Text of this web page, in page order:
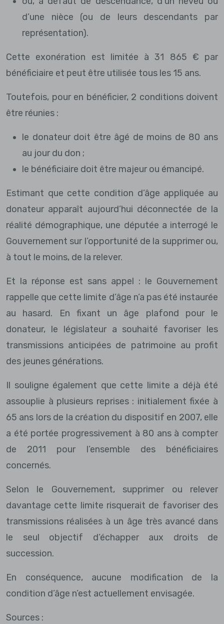
d’une nièce (ou de leurs descendants par
représentation).
Cette exonération est limitée à 31 865 € par
bénéficiaire et peut être utilisée tous les 15 ans.
Toutefois, pour en bénéficier, 2 conditions doivent
être réunies :
le donateur doit être âgé de moins de 80 ans
au jour du don ;
le bénéficiaire doit être majeur ou émancipé.
Estimant que cette condition d’âge appliquée au
donateur apparaît aujourd’hui déconnectée de la
réalité démographique, une députée a interrogé le
Gouvernement sur l’opportunité de la supprimer ou,
à tout le moins, de la relever.
Et la réponse est sans appel : le Gouvernement
rappelle que cette limite d’âge n’a pas été instaurée
au hasard. En fixant un âge plafond pour le
donateur, le législateur a souhaité favoriser les
transmissions anticipées de patrimoine au profit
des jeunes générations.
Il souligne également que cette limite a déjà été
assouplie à plusieurs reprises : initialement fixée à
65 ans lors de la création du dispositif en 2007, elle
a été portée progressivement à 80 ans à compter
de 2011 pour l’ensemble des bénéficiaires
concernés.
Selon le Gouvernement, supprimer ou relever
davantage cette limite risquerait de favoriser des
transmissions réalisées à un âge très avancé dans
le seul objectif d’échapper aux droits de
succession.
En conséquence, aucune modification de la
condition d’âge n’est actuellement envisagée.
Sources :